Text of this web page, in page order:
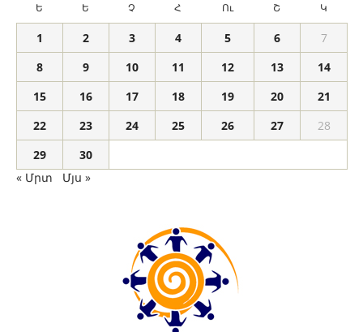
Ե Ե Չ Հ Ու Շ Կ
1 2 3 4 5 6
7
8
9 10 11 12 13
14
15
16 17 18 19 20
21
22
23 24 25 26 27
28
29
30
« Մրտ
Մյս »